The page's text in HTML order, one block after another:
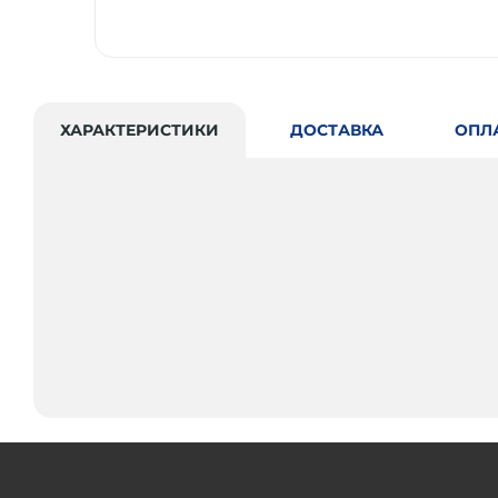
ХАРАКТЕРИСТИКИ ДОСТАВКА